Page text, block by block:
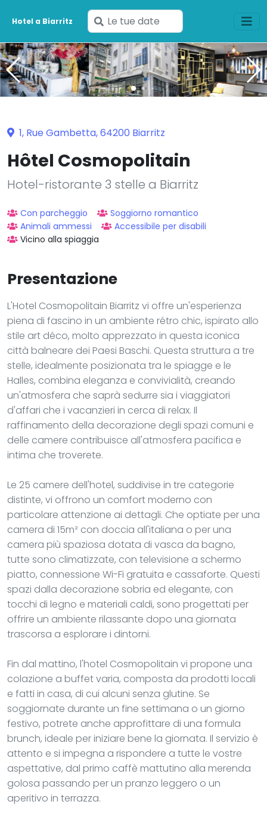
Hotel a Biarritz
Inserisci
le
tue
date
1, Rue Gambetta, 64200 Biarritz
Hôtel Cosmopolitain
Hotel-ristorante 3 stelle a Biarritz
Con parcheggio
Soggiorno romantico
Animali ammessi
Accessibile per disabili
Vicino alla spiaggia
Presentazione
L'Hotel Cosmopolitain Biarritz vi offre un'esperienza
piena di fascino in un ambiente rétro chic, ispirato allo
stile art déco, molto apprezzato in questa iconica
città balneare dei Paesi Baschi. Questa struttura a tre
stelle, idealmente posizionata tra le spiagge e le
Halles, combina eleganza e convivialità, creando
un'atmosfera che saprà sedurre sia i viaggiatori
d'affari che i vacanzieri in cerca di relax. Il
raffinamento della decorazione degli spazi comuni e
delle camere contribuisce all'atmosfera pacifica e
intima che troverete.
Le 25 camere dell'hotel, suddivise in tre categorie
distinte, vi offrono un comfort moderno con
particolare attenzione ai dettagli. Che optiate per una
camera di 15m² con doccia all'italiana o per una
camera più spaziosa dotata di vasca da bagno,
tutte sono climatizzate, con televisione a schermo
piatto, connessione Wi-Fi gratuita e cassaforte. Questi
spazi dalla decorazione sobria ed elegante, con
tocchi di legno e materiali caldi, sono progettati per
offrire un ambiente rilassante dopo una giornata
trascorsa a esplorare i dintorni.
Fin dal mattino, l'hotel Cosmopolitain vi propone una
colazione a buffet varia, composta da prodotti locali
e fatti in casa, di cui alcuni senza glutine. Se
soggiornate durante un fine settimana o un giorno
festivo, potrete anche approfittare di una formula
brunch, ideale per iniziare bene la giornata. Il servizio è
attento e si impegna a rispondere a tutte le vostre
aspettative, dal primo caffè mattutino alla merenda
golosa passando per un pranzo leggero o un
aperitivo in terrazza.